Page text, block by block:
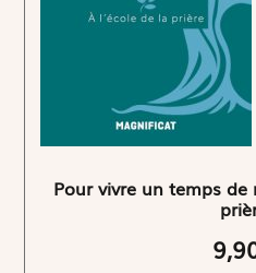
Pour vivre un temps